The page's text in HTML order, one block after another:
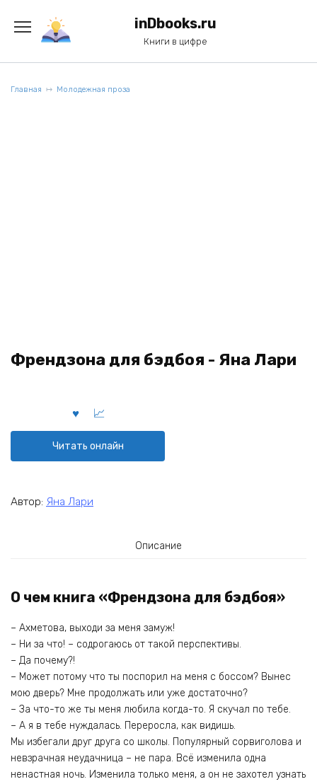
содержанию
inDbooks.ru
Книги в цифре
Главная Молодежная проза
Френдзона для бэдбоя - Яна Лари
Читать онлайн
Автор: Яна Лари
Описание
О чем книга «Френдзона для бэдбоя»
– Ахметова, выходи за меня замуж!
– Ни за что! – содрогаюсь от такой перспективы.
– Да почему?!
– Может потому что ты поспорил на меня с боссом? Вынес
мою дверь? Мне продолжать или уже достаточно?
– За что-то же ты меня любила когда-то. Я скучал по тебе.
– А я в тебе нуждалась. Переросла, как видишь.
Мы избегали друг друга со школы. Популярный сорвиголова и
невзрачная неудачница – не пара. Всё изменила одна
ненастная ночь. Изменила только меня, а он не захотел узнать